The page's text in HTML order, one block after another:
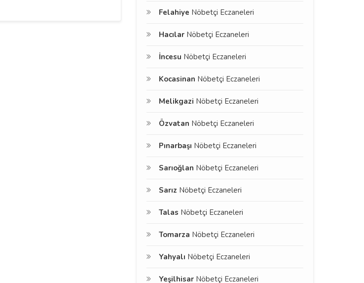
Felahiye Nöbetçi Eczaneleri
Hacılar Nöbetçi Eczaneleri
İncesu Nöbetçi Eczaneleri
Kocasinan Nöbetçi Eczaneleri
Melikgazi Nöbetçi Eczaneleri
Özvatan Nöbetçi Eczaneleri
Pınarbaşı Nöbetçi Eczaneleri
Sarıoğlan Nöbetçi Eczaneleri
Sarız Nöbetçi Eczaneleri
Talas Nöbetçi Eczaneleri
Tomarza Nöbetçi Eczaneleri
Yahyalı Nöbetçi Eczaneleri
Yeşilhisar Nöbetçi Eczaneleri